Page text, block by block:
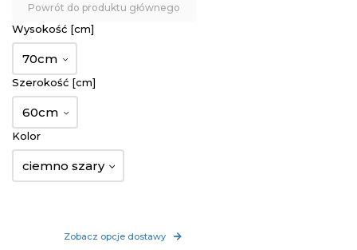
Powrót do produktu głównego
Wysokość [cm]
70cm
Szerokość [cm]
60cm
Kolor
ciemno szary
Zobacz opcje dostawy